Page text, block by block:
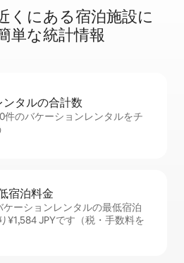
く⁠にあ⁠る宿⁠泊⁠施⁠設⁠に
単⁠な統⁠計⁠情⁠報
タ⁠ル⁠の合⁠計⁠数
件のバケーションレンタルをチ
宿⁠泊⁠料⁠金
ケーションレンタルの最低宿泊
¥1,584 JPYです（税・手数料を